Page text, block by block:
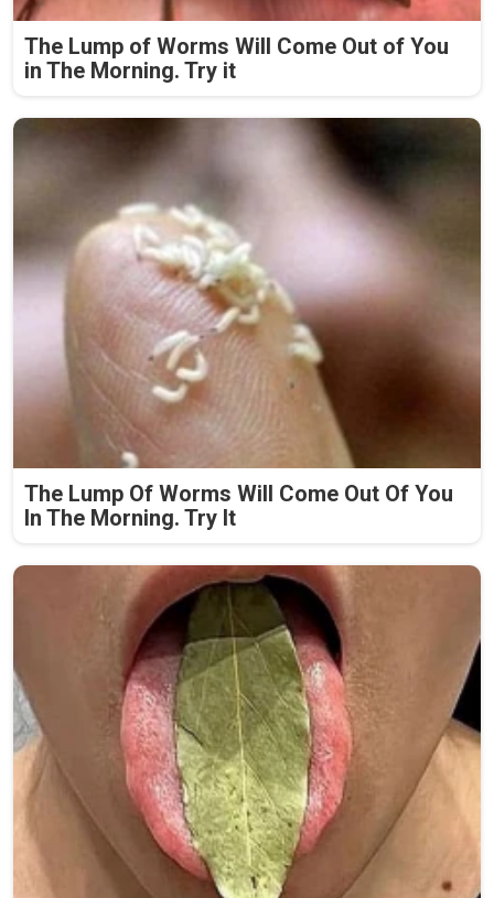
The Lump of Worms Will Come Out of You
in The Morning. Try it
The Lump Of Worms Will Come Out Of You
In The Morning. Try It